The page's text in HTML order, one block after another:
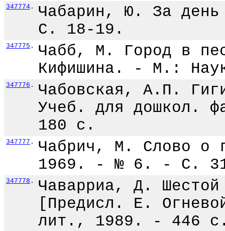
347774 .
Чабарин, Ю. За
С. 18-19.
347775 .
Чабб, М. Город в
Кифишина. - М.:
347776 .
Чабовская, А.П.
Учеб. для дошкол.
180 с.
347777 .
Чабрич, М. Слово о
1969. - № 6. - С.
347778 .
Чаварриа, Д.
[Предисл. Е.
лит., 1989. - 446